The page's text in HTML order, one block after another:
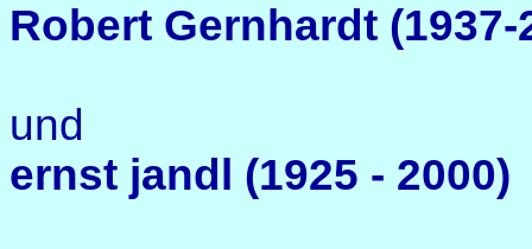
Robert Gernhardt (1937-
und
ernst jandl (1925 - 2000)